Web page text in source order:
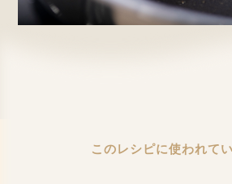
このレシピに使われて